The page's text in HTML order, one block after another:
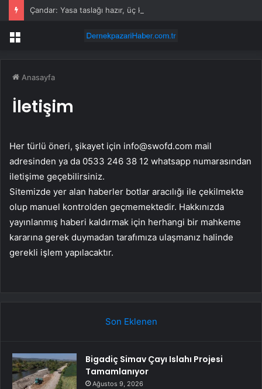
Çandar: Yasa taslağı hazır, üç kişi biliyor
Menü
Anasayfa
İletişim
Her türlü öneri, şikayet için info@swofd.com mail
adresinden ya da 0533 246 38 12 whatsapp numarasından
iletişime geçebilirsiniz.
Sitemizde yer alan haberler botlar aracılığı ile çekilmekte
olup manuel kontrolden geçmemektedir. Hakkınızda
yayınlanmış haberi kaldırmak için herhangi bir mahkeme
kararına gerek duymadan tarafımıza ulaşmanız halinde
gerekli işlem yapılacaktır.
Son Eklenen
Bigadiç Simav Çayı Islahı Projesi
Tamamlanıyor
Ağustos 9, 2026